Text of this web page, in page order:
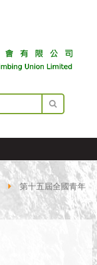
第十五屆全國青年